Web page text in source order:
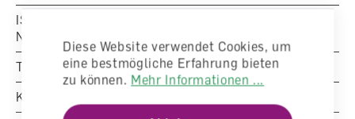
ISBN/EAN-
Nummer
Typ
Poster
Klasse
Diese Website verwendet Cookies, um
eine bestmögliche Erfahrung bieten
zu können. Mehr Informationen ...